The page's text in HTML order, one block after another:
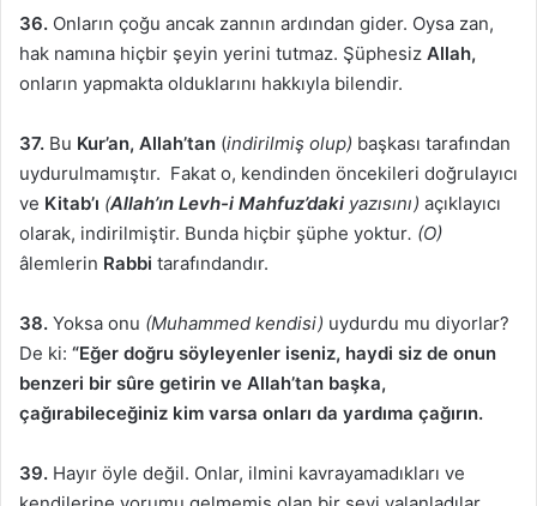
36. Onların çoğu ancak zannın ardından gider. Oysa zan,
hak namına hiçbir şeyin yerini tutmaz. Şüphesiz Allah,
onların yapmakta olduklarını hakkıyla bilendir.
37. Bu Kur’an, Allah’tan (indirilmiş olup) başkası tarafından
uydurulmamıştır. Fakat o, kendinden öncekileri doğrulayıcı
ve Kitab’ı (Allah’ın Levh-i Mahfuz’daki yazısını) açıklayıcı
olarak, indirilmiştir. Bunda hiçbir şüphe yoktur. (O)
âlemlerin Rabbi tarafındandır.
38. Yoksa onu (Muhammed kendisi) uydurdu mu diyorlar?
De ki: “Eğer doğru söyleyenler iseniz, haydi siz de onun
benzeri bir sûre getirin ve Allah’tan başka,
çağırabileceğiniz kim varsa onları da yardıma çağırın.
39. Hayır öyle değil. Onlar, ilmini kavrayamadıkları ve